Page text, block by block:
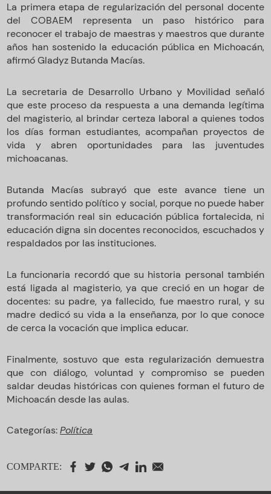
La primera etapa de regularización del personal docente
del COBAEM representa un paso histórico para
reconocer el trabajo de maestras y maestros que durante
años han sostenido la educación pública en Michoacán,
afirmó Gladyz Butanda Macías.
La secretaria de Desarrollo Urbano y Movilidad señaló
que este proceso da respuesta a una demanda legítima
del magisterio, al brindar certeza laboral a quienes todos
los días forman estudiantes, acompañan proyectos de
vida y abren oportunidades para las juventudes
michoacanas.
Butanda Macías subrayó que este avance tiene un
profundo sentido político y social, porque no puede haber
transformación real sin educación pública fortalecida, ni
educación digna sin docentes reconocidos, escuchados y
respaldados por las instituciones.
La funcionaria recordó que su historia personal también
está ligada al magisterio, ya que creció en un hogar de
docentes: su padre, ya fallecido, fue maestro rural, y su
madre dedicó su vida a la enseñanza, por lo que conoce
de cerca la vocación que implica educar.
Finalmente, sostuvo que esta regularización demuestra
que con diálogo, voluntad y compromiso se pueden
saldar deudas históricas con quienes forman el futuro de
Michoacán desde las aulas.
Categorías:Política
COMPARTE: